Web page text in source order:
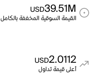
39.51M
USD
القيمة السوقية المخففة بالكامل
2.0112
USD
أعلى قيمة تداول